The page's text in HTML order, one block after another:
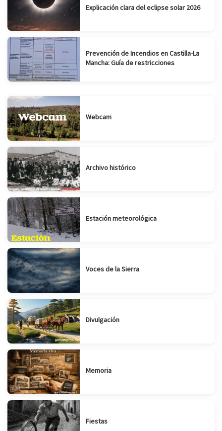
Explicación clara del eclipse solar 2026
Prevención de Incendios en Castilla-La
Mancha: Guía de restricciones
Webcam
Archivo histórico
Estación meteorológica
Voces de la Sierra
Divulgación
Memoria
Fiestas